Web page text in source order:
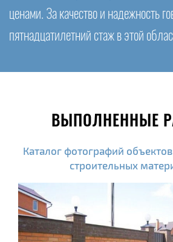
ценами. За качество и надежность
пятнадцатилетний стаж в этой
ВЫПОЛНЕННЫЕ
Каталог фотографий
строительных